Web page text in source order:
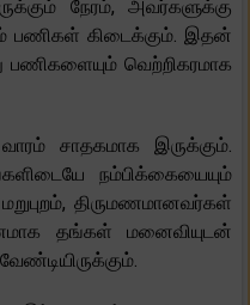
நேரம், அவர்களுக்கு
பணிகள் கிடைக்கும். இதன்
வெற்றிகரமாக
சாதகமாக இருக்கும்.
நம்பிக்கையையும்
மறுபுறம், திருமணமானவர்கள்
தங்கள் மனைவியுடன்